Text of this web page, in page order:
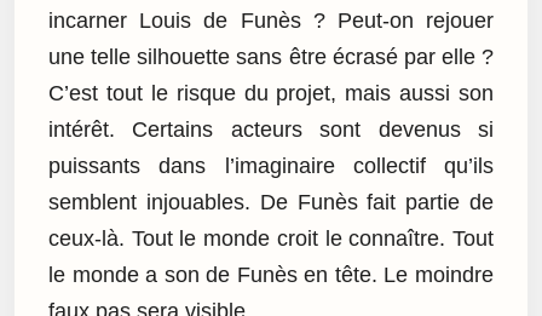
incarner Louis de Funès ? Peut-on rejouer
une telle silhouette sans être écrasé par elle ?
C’est tout le risque du projet, mais aussi son
intérêt. Certains acteurs sont devenus si
puissants dans l’imaginaire collectif qu’ils
semblent injouables. De Funès fait partie de
ceux-là. Tout le monde croit le connaître. Tout
le monde a son de Funès en tête. Le moindre
faux pas sera visible.